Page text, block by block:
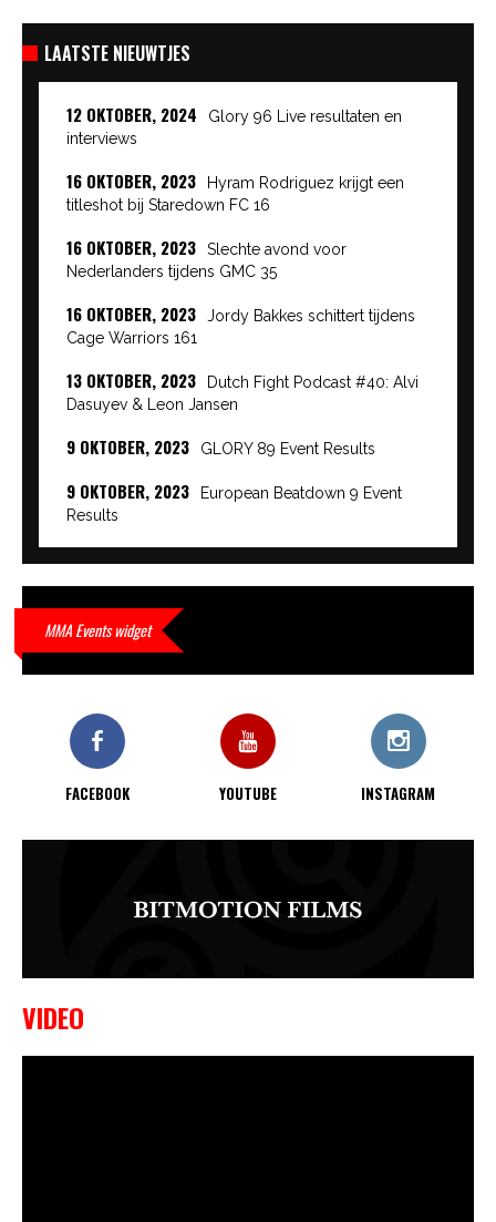
LAATSTE NIEUWTJES
12 OKTOBER, 2024
Glory 96 Live resultaten en
interviews
16 OKTOBER, 2023
Hyram Rodriguez krijgt een
titleshot bij Staredown FC 16
16 OKTOBER, 2023
Slechte avond voor
Nederlanders tijdens GMC 35
16 OKTOBER, 2023
Jordy Bakkes schittert tijdens
Cage Warriors 161
13 OKTOBER, 2023
Dutch Fight Podcast #40: Alvi
Dasuyev & Leon Jansen
9 OKTOBER, 2023 GLORY 89 Event Results
9 OKTOBER, 2023
European Beatdown 9 Event
Results
9 OKTOBER, 2023
waar hij van gemaakt is…
KO bij CWA Lowlands 7
MMA Events widget
FACEBOOK YOUTUBE INSTAGRAM
VIDEO